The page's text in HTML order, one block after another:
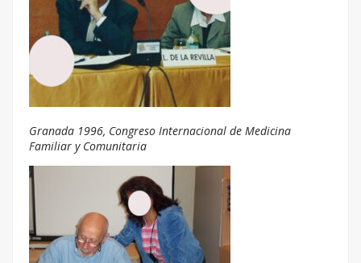
Granada 1996, Congreso Internacional de Medicina
Familiar y Comunitaria